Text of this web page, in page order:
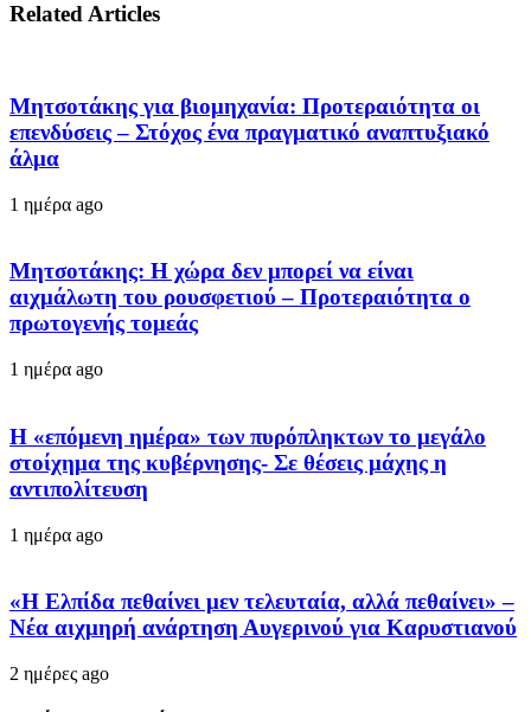
Related Articles
Μητσοτάκης για βιομηχανία: Προτεραιότητα οι
επενδύσεις – Στόχος ένα πραγματικό αναπτυξιακό
άλμα
1 ημέρα ago
Μητσοτάκης: Η χώρα δεν μπορεί να είναι
αιχμάλωτη του ρουσφετιού – Προτεραιότητα ο
πρωτογενής τομεάς
1 ημέρα ago
Η «επόμενη ημέρα» των πυρόπληκτων το μεγάλο
στοίχημα της κυβέρνησης- Σε θέσεις μάχης η
αντιπολίτευση
1 ημέρα ago
«Η Ελπίδα πεθαίνει μεν τελευταία, αλλά πεθαίνει» –
Νέα αιχμηρή ανάρτηση Αυγερινού για Καρυστιανού
2 ημέρες ago